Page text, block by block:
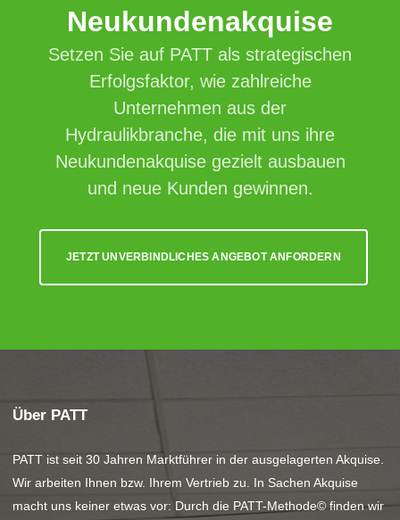
Neukundenakquise
Setzen Sie auf PATT als strategischen
Erfolgsfaktor, wie zahlreiche
Unternehmen aus der
Hydraulikbranche, die mit uns ihre
Neukundenakquise gezielt ausbauen
und neue Kunden gewinnen.
JETZT UNVERBINDLICHES ANGEBOT ANFORDERN
Über PATT
PATT ist seit 30 Jahren Marktführer in der ausgelagerten Akquise.
Wir arbeiten Ihnen bzw. Ihrem Vertrieb zu. In Sachen Akquise
macht uns keiner etwas vor: Durch die PATT-Methode© finden wir